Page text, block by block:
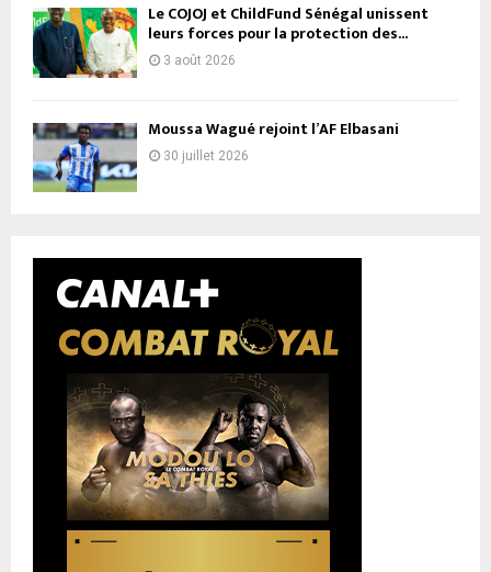
Le COJOJ et ChildFund Sénégal unissent
leurs forces pour la protection des...
3 août 2026
Moussa Wagué rejoint l’AF Elbasani
30 juillet 2026